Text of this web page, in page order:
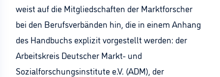
weist auf die Mitgliedschaften der Marktforscher
bei den Berufsverbänden hin, die in einem Anhang
des Handbuchs explizit vorgestellt werden: der
Arbeitskreis Deutscher Markt- und
Sozialforschungsinstitute e.V. (ADM), der